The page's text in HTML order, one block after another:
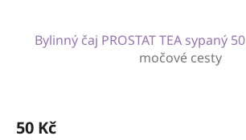
Bylinný čaj PROSTAT TEA sypaný
močové cesty
50 Kč